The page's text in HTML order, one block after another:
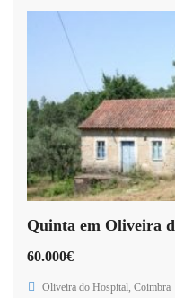
Quinta em Oliveira
60.000€
Oliveira do Hospital, Coimbra